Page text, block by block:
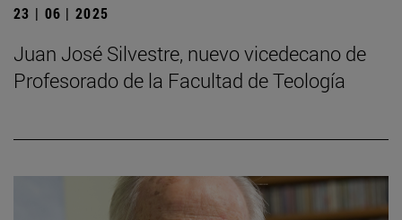
23 | 06 | 2025
Juan José Silvestre, nuevo vicedecano de
Profesorado de la Facultad de Teología